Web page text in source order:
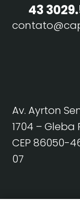
43
Av. Ayrton
1704 – Gleba
CEP 86050-
07